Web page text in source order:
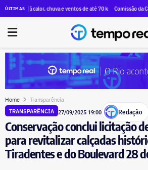
ÚLTIMASde André Marinho com Eduardo Paes, um aliado de
calor, chuva e ventos de até 70 km/h no fim de semana;
Comissão da Câmara
Home Transparência
TRANSPARÊNCIA 27/09/2025 19:00 Redação
Conservação conclui licitação
para revitalizar calçadas
Tiradentes e do Boulevard 28